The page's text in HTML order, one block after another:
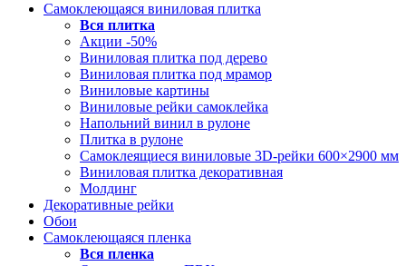
Самоклеющаяся виниловая плитка
Вся плитка
Акции -50%
Виниловая плитка под дерево
Виниловая плитка под мрамор
Виниловые картины
Виниловые рейки самоклейка
Напольний винил в рулоне
Плитка в рулоне
Самоклеящиеся виниловые 3D‑рейки 600×2900 мм
Виниловая плитка декоративная
Молдинг
Декоративные рейки
Обои
Самоклеющаяся пленка
Вся пленка